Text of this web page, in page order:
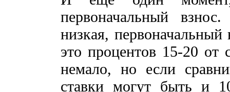
первоначальный
низкая,
это процентов 15-20 от
немало, но если
ставки могут быть и